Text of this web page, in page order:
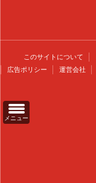
メニュー
このサイトについて
広告ポリシー
運営会社